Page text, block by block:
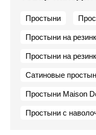
Простыни
Простыни на
Простыни на
Сатиновые
Простыни Maison
Простыни с